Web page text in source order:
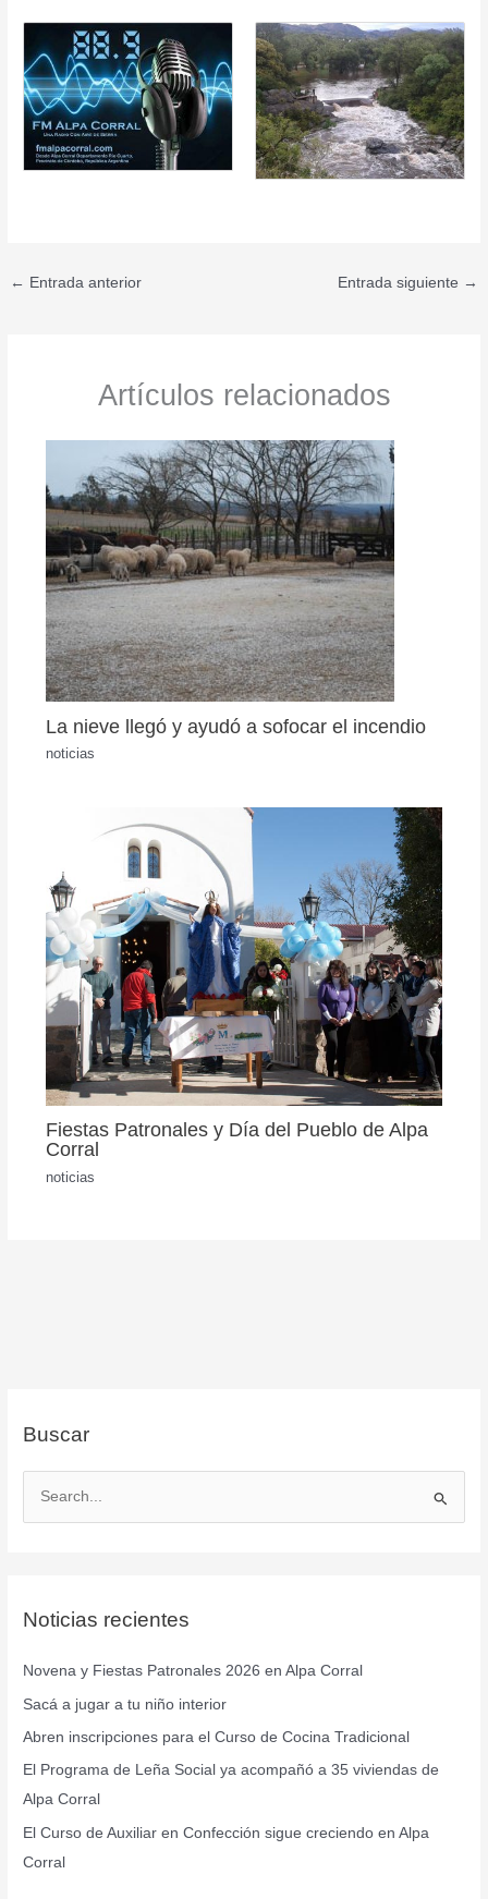
← Entrada anterior Entrada siguiente →
Artículos relacionados
La nieve llegó y ayudó a sofocar el incendio
noticias
Fiestas Patronales y Día del Pueblo de Alpa
Corral
noticias
Buscar
a
p
o
r
:
Noticias recientes
Novena y Fiestas Patronales 2026 en Alpa Corral
Sacá a jugar a tu niño interior
Abren inscripciones para el Curso de Cocina Tradicional
El Programa de Leña Social ya acompañó a 35 viviendas de
Alpa Corral
El Curso de Auxiliar en Confección sigue creciendo en Alpa
Corral